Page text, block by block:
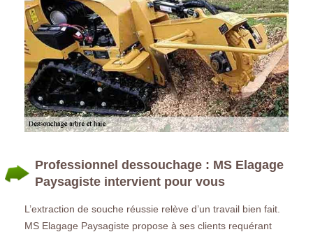
Professionnel dessouchage : MS Elagage
Paysagiste intervient pour vous
L’extraction de souche réussie relève d’un travail bien fait.
MS Elagage Paysagiste propose à ses clients requérant